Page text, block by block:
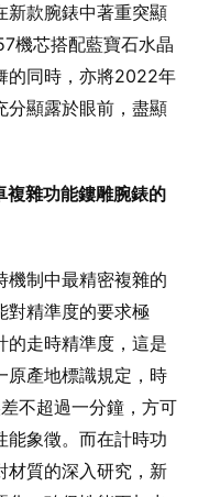
新款腕錶中著重突顯
機芯搭配藍寶石水晶
的同時，亦將2022年
分顯露於眼前，盡顯
雜功能鏤雕腕錶的
機制中最精密複雜的
對精準度的要求極
的走時精準度，這是
原產地標識規定，時
不超過一分鐘，方可
能象徵。而在計時功
材質的深入研究，新